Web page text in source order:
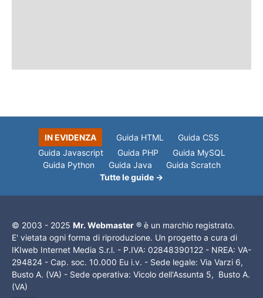
IN EVIDENZA Guida HTML
Guida CSS
Guida Javascript
Guida PHP
Guida MySQL
Guida Python
Guida Java
Guida Scratch
Tutte le guide →
© 2003 - 2025 Mr. Webmaster ® è un marchio registrato.
E' vietata ogni forma di riproduzione. Un progetto a cura di
IKIweb Internet Media S.r.l. - P.IVA: 02848390122 - NREA: VA-
294824 - Cap. soc. 10.000 Eu i.v. - Sede legale: Via Varzi 6,
Busto A. (VA) - Sede operativa: Vicolo dell'Assunta 5, Busto A.
(VA)